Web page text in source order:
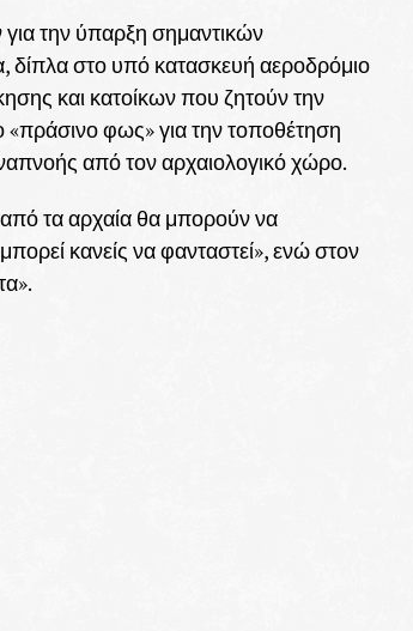
την ύπαρξη σημαντικών
στο υπό κατασκευή αεροδρόμιο
και κατοίκων που ζητούν την
«πράσινο φως» για την τοποθέτηση
από τον αρχαιολογικό χώρο.
τα αρχαία θα μπορούν να
κανείς να φανταστεί», ενώ στον